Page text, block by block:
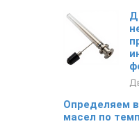
Определяем
масел по